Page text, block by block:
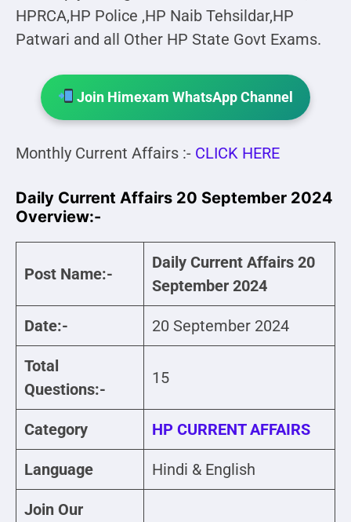
HPRCA,HP Police ,HP Naib Tehsildar,HP
Patwari and all Other HP State Govt Exams.
Join Himexam WhatsApp Channel
Monthly Current Affairs :- CLICK HERE
Daily Current Affairs 20 September 2024
Overview:-
Post Name:-
Daily Current Affairs 20
September 2024
Date:- 20 September 2024
Total
Questions:-
15
Category HP CURRENT AFFAIRS
Language Hindi & English
Join Our